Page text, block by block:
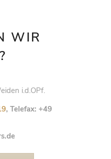
WIR
i.d.OPf.
, Telefax: +49